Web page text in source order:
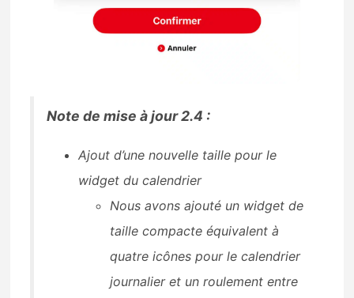
Note de mise à jour 2.4 :
Ajout d’une nouvelle taille pour le
widget du calendrier
Nous avons ajouté un widget de
taille compacte équivalent à
quatre icônes pour le calendrier
journalier et un roulement entre